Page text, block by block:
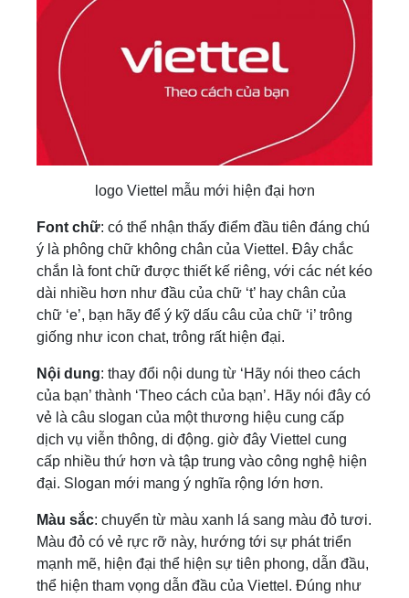
logo Viettel mẫu mới hiện đại hơn
Font chữ: có thể nhận thấy điểm đầu tiên đáng chú
ý là phông chữ không chân của Viettel. Đây chắc
chắn là font chữ được thiết kế riêng, với các nét kéo
dài nhiều hơn như đầu của chữ ‘t’ hay chân của
chữ ‘e’, bạn hãy để ý kỹ dấu câu của chữ ‘i’ trông
giống như icon chat, trông rất hiện đại.
Nội dung: thay đổi nội dung từ ‘Hãy nói theo cách
của bạn’ thành ‘Theo cách của bạn’. Hãy nói đây có
vẻ là câu slogan của một thương hiệu cung cấp
dịch vụ viễn thông, di động. giờ đây Viettel cung
cấp nhiều thứ hơn và tập trung vào công nghệ hiện
đại. Slogan mới mang ý nghĩa rộng lớn hơn.
Màu sắc: chuyển từ màu xanh lá sang màu đỏ tươi.
Màu đỏ có vẻ rực rỡ này, hướng tới sự phát triển
mạnh mẽ, hiện đại thể hiện sự tiên phong, dẫn đầu,
thể hiện tham vọng dẫn đầu của Viettel. Đúng như